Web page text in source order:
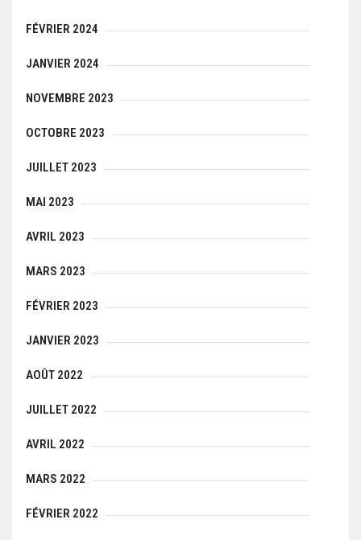
FÉVRIER 2024
JANVIER 2024
NOVEMBRE 2023
OCTOBRE 2023
JUILLET 2023
MAI 2023
AVRIL 2023
MARS 2023
FÉVRIER 2023
JANVIER 2023
AOÛT 2022
JUILLET 2022
AVRIL 2022
MARS 2022
FÉVRIER 2022